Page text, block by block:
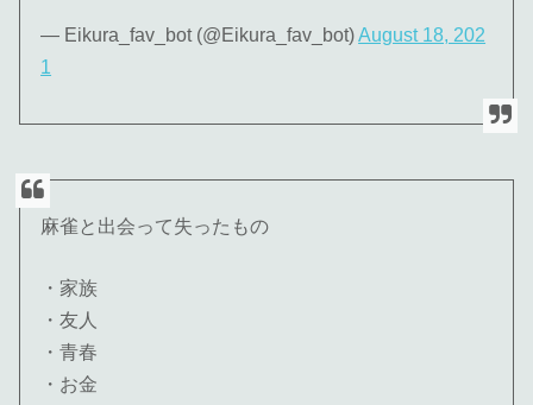
— Eikura_fav_bot (@Eikura_fav_bot)August 18, 202
1
麻雀と出会って失ったもの
・家族
・友人
・青春
・お金